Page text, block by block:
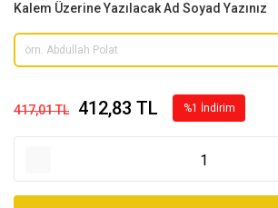
Kalem Üzerine Yazılacak Ad Soyad Yazınız
417,01 TL 412,83 TL %1 İndirim